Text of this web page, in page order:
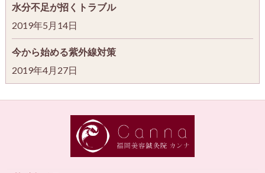
水分不足が招くトラブル
2019年5月14日
今から始める紫外線対策
2019年4月27日